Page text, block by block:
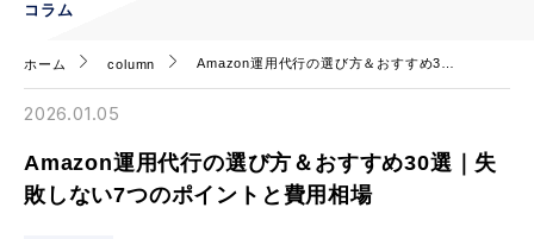
コラム
ホーム column Amazon運用代行の選び方＆おすすめ3…
2026.01.05
Amazon運用代行の選び方＆おすすめ30選｜失
敗しない7つのポイントと費用相場